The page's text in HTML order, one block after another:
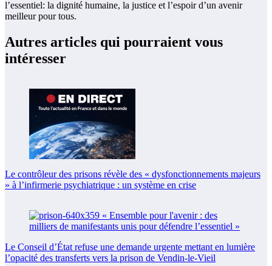
l’essentiel: la dignité humaine, la justice et l’espoir d’un avenir
meilleur pour tous.
Autres articles qui pourraient vous
intéresser
Le contrôleur des prisons révèle des « dysfonctionnements majeurs
» à l’infirmerie psychiatrique : un système en crise
Le Conseil d’État refuse une demande urgente mettant en lumière
l’opacité des transferts vers la prison de Vendin-le-Vieil